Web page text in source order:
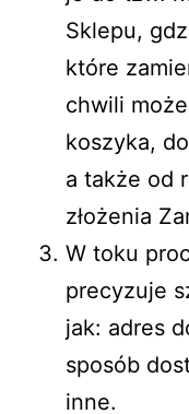
Sklepu,
które
chwili
koszyka,
a także od
złożenia
W toku
precyzuje
jak: adres
sposób
inne.